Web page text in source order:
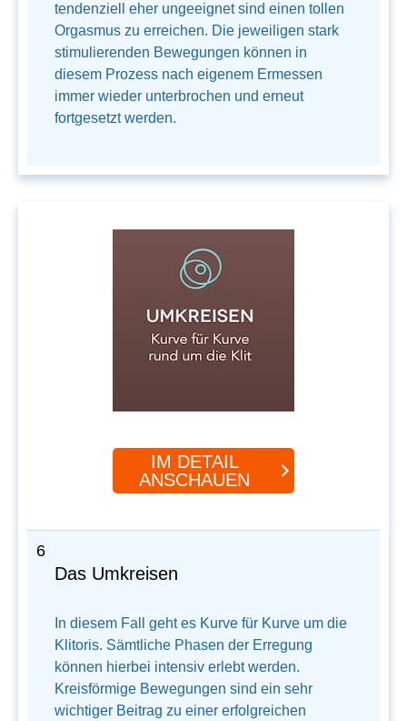
tendenziell eher ungeeignet sind einen tollen
Orgasmus zu erreichen. Die jeweiligen stark
stimulierenden Bewegungen können in
diesem Prozess nach eigenem Ermessen
immer wieder unterbrochen und erneut
fortgesetzt werden.
IM DETAIL
ANSCHAUEN
6
Das Umkreisen
In diesem Fall geht es Kurve für Kurve um die
Klitoris. Sämtliche Phasen der Erregung
können hierbei intensiv erlebt werden.
Kreisförmige Bewegungen sind ein sehr
wichtiger Beitrag zu einer erfolgreichen